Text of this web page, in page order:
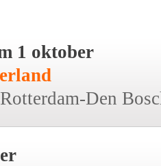
1 oktober
Den